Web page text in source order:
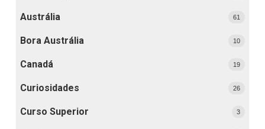
Austrália 61
Bora Austrália 10
Canadá 19
Curiosidades 26
Curso Superior 3